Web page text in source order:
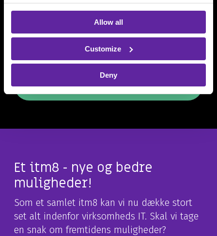
Allow all
Customize
Deny
Som itm8 er vi fortsat klar til at tage ansvar for dine
platforme, så du kan fokusere på din
kerneforretning. Vil du vide mere om, hvordan vi kan
sikre dig værdiskabende applikationer og driftssikre
LÆS OM VORES APPLICATION
Et itm8 - nye og bedre
muligheder!
Som et samlet itm8 kan vi nu dække stort
set alt indenfor virksomheds IT. Skal vi tage
en snak om fremtidens muligheder?